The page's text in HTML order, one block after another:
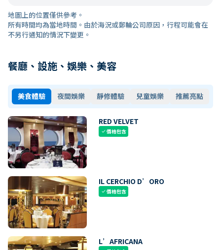
地圖上的位置僅供參考。
所有時間均為當地時間。由於海況或郵輪公司原因，行程可能會在
不另行通知的情況下變更。
餐廳、設施、娛樂、美容
美食體驗 夜間娛樂 靜修體驗 兒童娛樂 推薦亮點
RED VELVET
check價格包含
IL CERCHIO D’ORO
check價格包含
L’AFRICANA